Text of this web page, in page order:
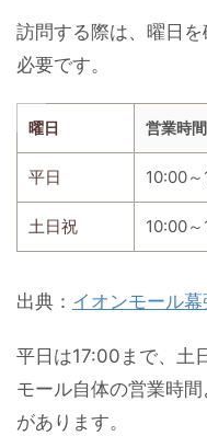
訪問する際は、曜日
必要です。
曜日 営業時間
平日 10:00
土日祝 10:00
出典： イオンモール
平日は17:00まで、土
モール自体の営業時
があります。